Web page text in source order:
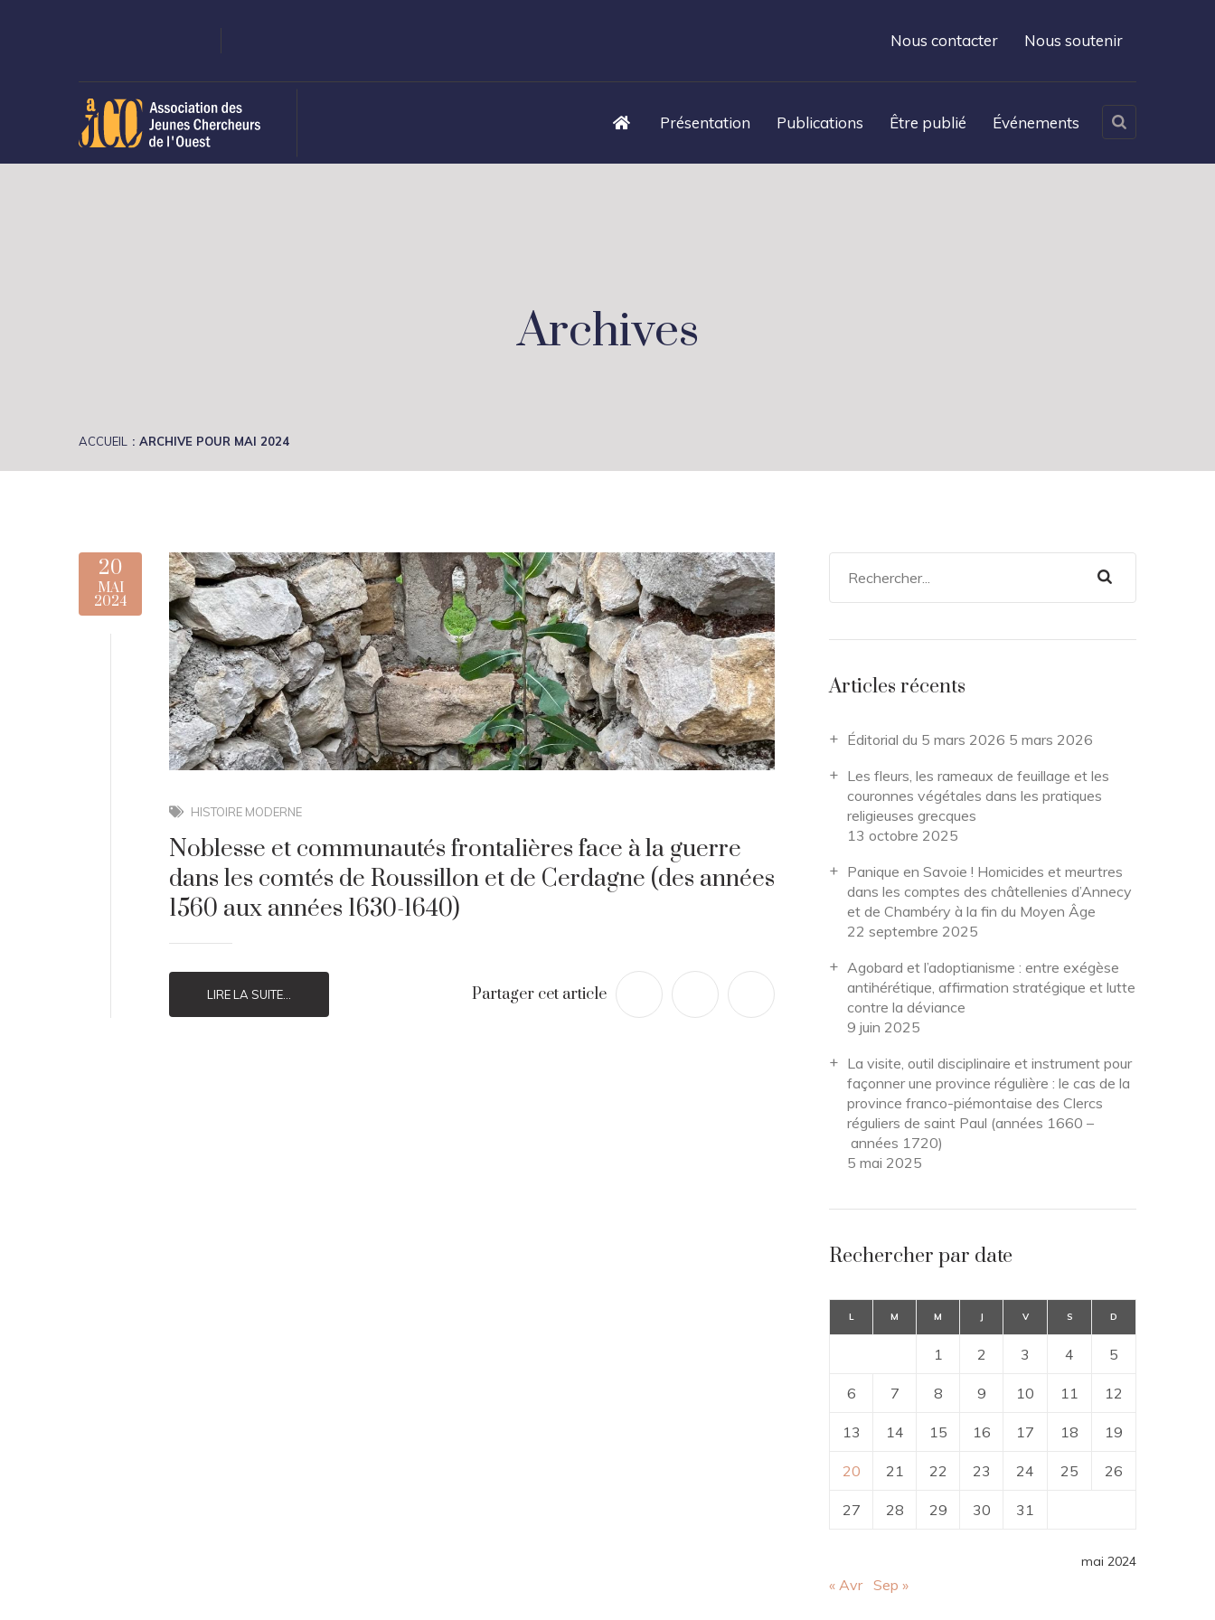
Nous contacter Nous soutenir
Présentation Publications Être publié Événements
Archives
ACCUEIL ARCHIVE POUR MAI 2024
20
MAI
2024
HISTOIRE MODERNE
Noblesse et communautés frontalières face à la guerre
dans les comtés de Roussillon et de Cerdagne (des années
1560 aux années 1630-1640)
LIRE LA SUITE... Partager cet article
Articles récents
Éditorial du 5 mars 2026 5 mars 2026
Les fleurs, les rameaux de feuillage et les
couronnes végétales dans les pratiques
religieuses grecques
13 octobre 2025
Panique en Savoie ! Homicides et meurtres
dans les comptes des châtellenies d’Annecy
et de Chambéry à la fin du Moyen Âge
22 septembre 2025
Agobard et l’adoptianisme : entre exégèse
antihérétique, affirmation stratégique et lutte
contre la déviance
9 juin 2025
La visite, outil disciplinaire et instrument pour
façonner une province régulière : le cas de la
province franco-piémontaise des Clercs
réguliers de saint Paul (années 1660 –
années 1720)
5 mai 2025
Rechercher par date
mai 2024
L M M J V S D
1 2 3 4 5
6 7 8 9 10 11 12
13 14 15 16 17 18 19
20 21 22 23 24 25 26
27 28 29 30 31
« Avr Sep »